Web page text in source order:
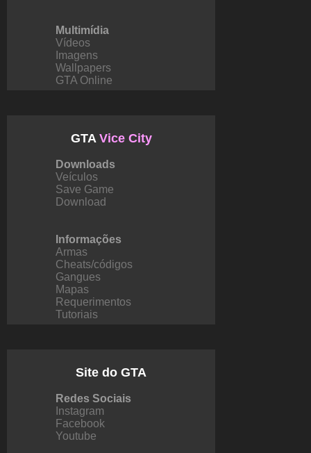
Multimídia
Vídeos
Imagens
Wallpapers
GTA Online
GTA Vice City
Downloads
Veículos
Save Game
Download
Informações
Armas
Cheats/códigos
Gangues
Mapas
Requerimentos
Tutoriais
Site do GTA
Redes Sociais
Instagram
Facebook
Youtube